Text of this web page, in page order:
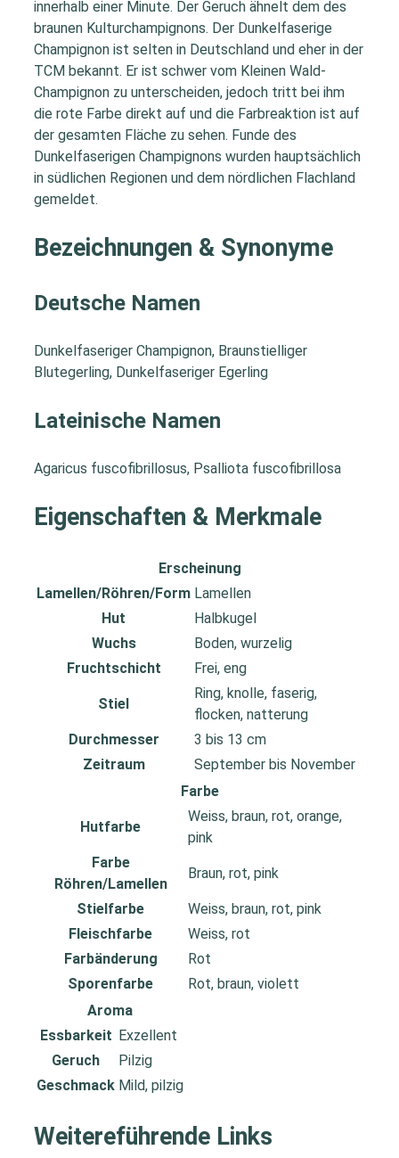
innerhalb einer Minute. Der Geruch ähnelt dem des
braunen Kulturchampignons. Der Dunkelfaserige
Champignon ist selten in Deutschland und eher in der
TCM bekannt. Er ist schwer vom Kleinen Wald-
Champignon zu unterscheiden, jedoch tritt bei ihm
die rote Farbe direkt auf und die Farbreaktion ist auf
der gesamten Fläche zu sehen. Funde des
Dunkelfaserigen Champignons wurden hauptsächlich
in südlichen Regionen und dem nördlichen Flachland
gemeldet.
Bezeichnungen & Synonyme
Deutsche Namen
Dunkelfaseriger Champignon, Braunstielliger
Blutegerling, Dunkelfaseriger Egerling
Lateinische Namen
Agaricus fuscofibrillosus, Psalliota fuscofibrillosa
Eigenschaften & Merkmale
Erscheinung
Lamellen/Röhren/Form Lamellen
Hut
Halbkugel
Wuchs
Boden, wurzelig
Fruchtschicht
Frei, eng
Stiel
Ring, knolle, faserig,
flocken, natterung
Durchmesser
3 bis 13 cm
Zeitraum
September bis November
Farbe
Hutfarbe
Weiss, braun, rot, orange,
pink
Farbe
Röhren/Lamellen
Braun, rot, pink
Stielfarbe
Weiss, braun, rot, pink
Fleischfarbe
Weiss, rot
Farbänderung
Rot
Sporenfarbe
Rot, braun, violett
Aroma
Essbarkeit Exzellent
Geruch
Pilzig
Geschmack Mild, pilzig
Weitereführende Links